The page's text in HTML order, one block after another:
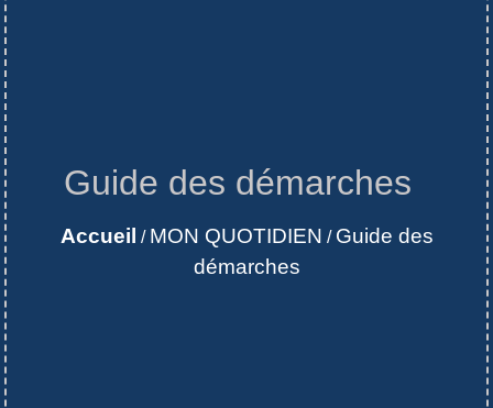
Guide des démarches
Accueil / MON QUOTIDIEN / Guide des
démarches